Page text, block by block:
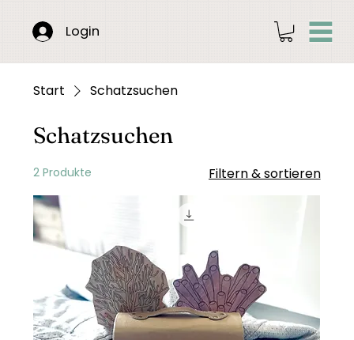
Login
Start Schatzsuchen
Schatzsuchen
2 Produkte Filtern & sortieren